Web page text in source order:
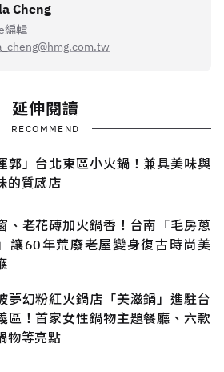
Cheng
編輯
延伸閱讀
RECOMMEND
郭」台北東區小火鍋！兼具美味與
的質感店
、老花磚加火鍋香！台南「毛房蔥
讓60年荒廢老屋變身復古時尚美
夢幻粉紅火鍋店「美滋鍋」進駐台
區！首家女性鍋物主題餐廳、六款
物等亮點